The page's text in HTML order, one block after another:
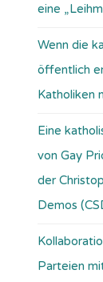
eine
Wenn die
öffentlich
Katholiken
Eine
von Gay
der
Demos
Parteien